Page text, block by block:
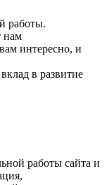
работы.
нам
интересно, и
в развитие
работы сайта и